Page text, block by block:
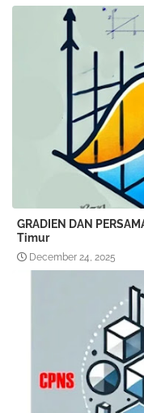
GRADIEN DAN
Timur
December 24, 2025